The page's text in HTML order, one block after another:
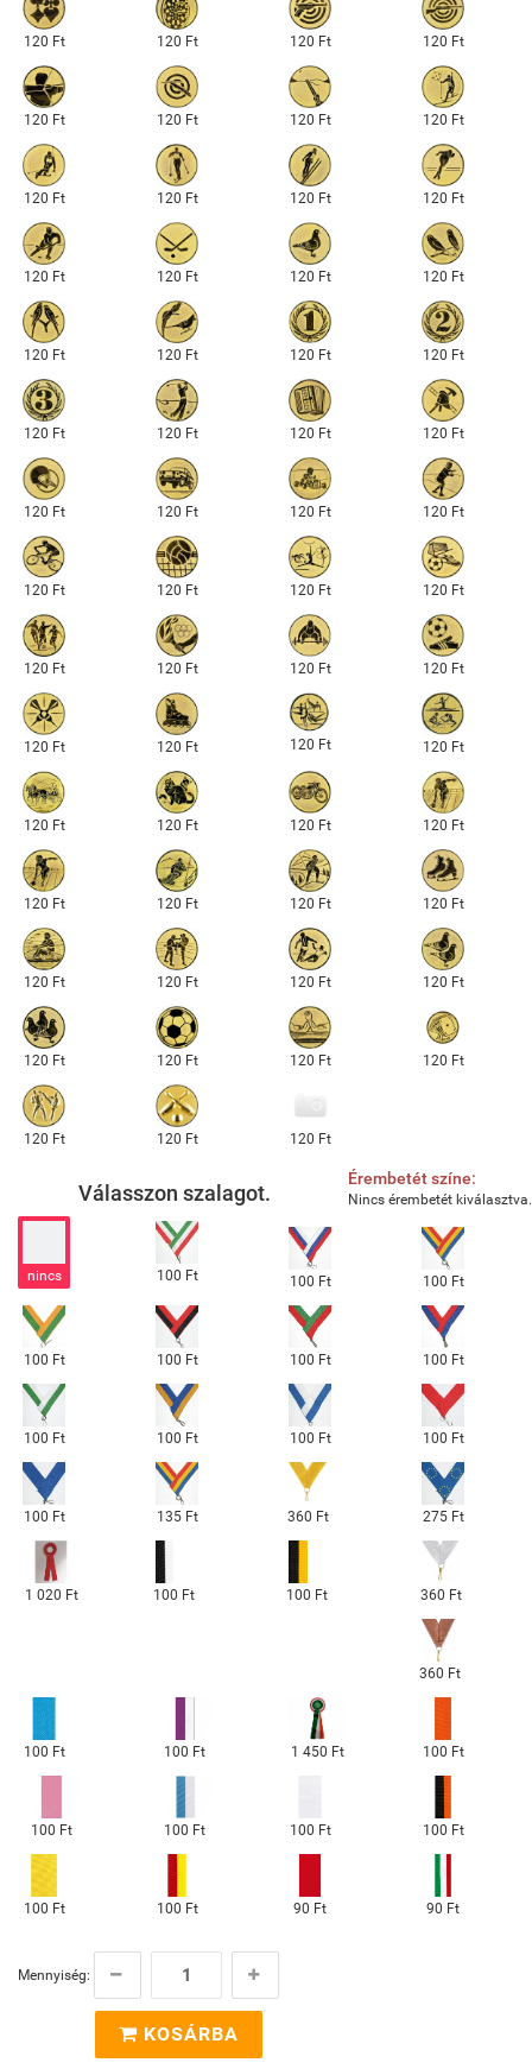
120 Ft 120 Ft 120 Ft 120 Ft
120 Ft 120 Ft 120 Ft 120 Ft
120 Ft 120 Ft 120 Ft 120 Ft
120 Ft 120 Ft 120 Ft 120 Ft
120 Ft 120 Ft 120 Ft 120 Ft
120 Ft 120 Ft 120 Ft 120 Ft
120 Ft 120 Ft 120 Ft 120 Ft
120 Ft 120 Ft 120 Ft 120 Ft
120 Ft 120 Ft 120 Ft 120 Ft
120 Ft 120 Ft 120 Ft 120 Ft
120 Ft 120 Ft 120 Ft 120 Ft
120 Ft 120 Ft 120 Ft 120 Ft
120 Ft 120 Ft 120 Ft 120 Ft
120 Ft 120 Ft 120 Ft 120 Ft
120 Ft 120 Ft 120 Ft
Érembetét színe:
Nincs érembetét kiválasztva.
Válasszon szalagot.
nincs 100 Ft 100 Ft 100 Ft
100 Ft 100 Ft 100 Ft 100 Ft
100 Ft 100 Ft 100 Ft 100 Ft
100 Ft 135 Ft 360 Ft 275 Ft
1 020 Ft 100 Ft 100 Ft 360 Ft
360 Ft
100 Ft 100 Ft 1 450 Ft 100 Ft
100 Ft 100 Ft 100 Ft 100 Ft
100 Ft 100 Ft 90 Ft 90 Ft
Mennyiség:
KOSÁRBA